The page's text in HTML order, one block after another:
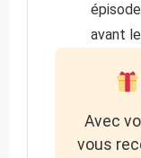
avant
Avec
vous